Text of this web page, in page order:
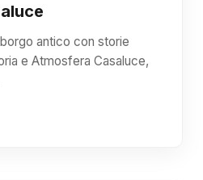
antico con storie
e Atmosfera Casaluce,